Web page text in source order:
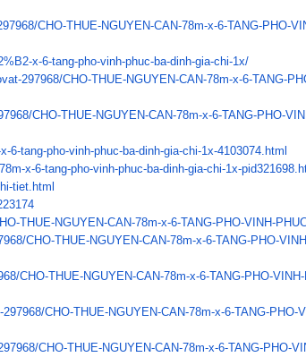
CHO-THUE-NGUYEN-CAN-78m-x-6-TANG-PHO-
x-6-tang-pho-vinh-phuc-ba-dinh-gia-chi-1x/
297968/CHO-THUE-NGUYEN-CAN-78m-x-6-TANG-
CHO-THUE-NGUYEN-CAN-78m-x-6-TANG-PHO-
6-tang-pho-vinh-phuc-ba-dinh-gia-chi-1x-4103074.html
x-6-tang-pho-vinh-phuc-ba-dinh-gia-chi-1x-
tiet. html
THUE-NGUYEN-CAN-78m-x-6-TANG-PHO-VINH-
CHO-THUE-NGUYEN-CAN-78m-x-6-TANG-PHO-
CHO-THUE-NGUYEN-CAN-78m-x-6-TANG-PHO-
297968/CHO-THUE-NGUYEN-CAN-78m-x-6-TANG-PHO-
CHO-THUE-NGUYEN-CAN-78m-x-6-TANG-PHO-